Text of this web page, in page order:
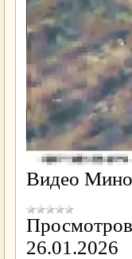
Видео
26.01.2026